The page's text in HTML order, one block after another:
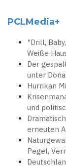
PCLMedia+
"Drill,
Weiße
Der
unter
Hurrikan
und
erneuten
Pegel,